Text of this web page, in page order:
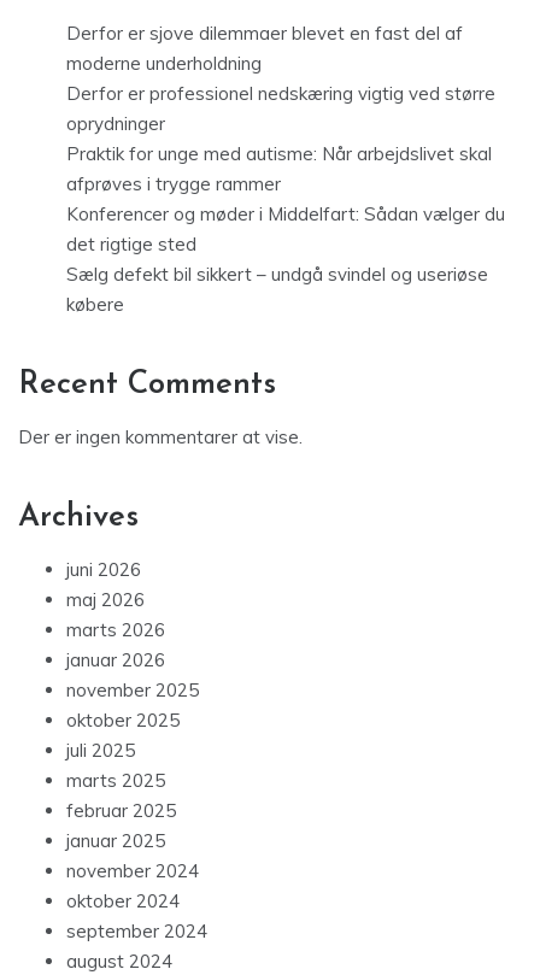
Derfor er sjove dilemmaer blevet en fast del af
moderne underholdning
Derfor er professionel nedskæring vigtig ved større
oprydninger
Praktik for unge med autisme: Når arbejdslivet skal
afprøves i trygge rammer
Konferencer og møder i Middelfart: Sådan vælger du
det rigtige sted
Sælg defekt bil sikkert – undgå svindel og useriøse
købere
Recent Comments
Der er ingen kommentarer at vise.
Archives
juni 2026
maj 2026
marts 2026
januar 2026
november 2025
oktober 2025
juli 2025
marts 2025
februar 2025
januar 2025
november 2024
oktober 2024
september 2024
august 2024